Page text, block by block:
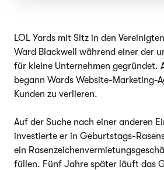
LOL Yards mit Sitz in den
Ward Blackwell während einer der
für kleine Unternehmen gegründet.
begann Wards Website-Marketing-
Kunden zu verlieren.
Auf der Suche nach einer anderen
investierte er in Geburtstags-
ein
füllen. Fünf Jahre später läuft das